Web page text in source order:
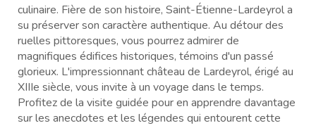
culinaire. Fière de son histoire, Saint-Étienne-Lardeyrol a
su préserver son caractère authentique. Au détour des
ruelles pittoresques, vous pourrez admirer de
magnifiques édifices historiques, témoins d'un passé
glorieux. L'impressionnant château de Lardeyrol, érigé au
XIIIe siècle, vous invite à un voyage dans le temps.
Profitez de la visite guidée pour en apprendre davantage
sur les anecdotes et les légendes qui entourent cette